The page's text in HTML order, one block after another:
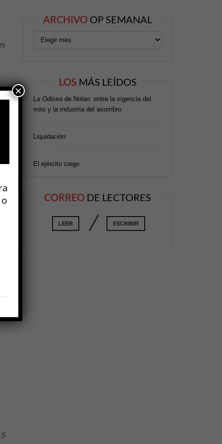
ARCHIVO OP SEMANAL
LOS MÁS LEÍDOS
La Odisea de Nolan: entre la vigencia del
mito y la industria del asombro
Liquidación
El ejército ciego
CORREO DE LECTORES
LEER ESCRIBIR
×